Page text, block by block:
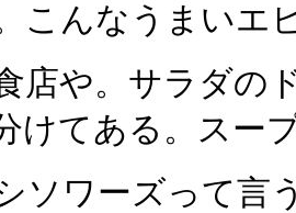
こんなうまいエ
店や。サラダの
けてある。スー
ソワーズって